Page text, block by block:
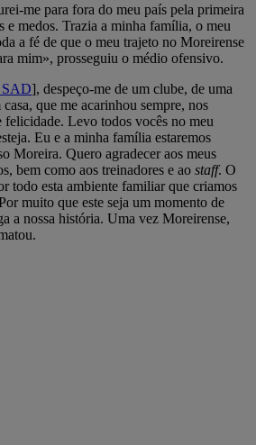
me para fora do meu país pela primeira
e medos. Trazia a minha família, o meu
a fé de que o meu trajeto no Moreirense
mim», prosseguiu o médio ofensivo.
SAD], despeço-me de um clube, de uma
que me acarinhou sempre, nos
felicidade. Levo todos vocês no meu
Eu e a minha família estaremos
Moreira. Quero agradecer aos meus
bem como aos treinadores e ao staff. O
todo esta ambiente familiar que criamos
muito que este seja um momento de
a nossa história. Uma vez Moreirense,